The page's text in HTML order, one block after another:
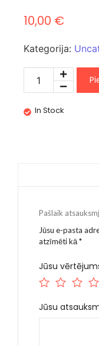
10,00 €
Kategorija:
In Stock
Pašlaik
Jūsu e-pasta
atzīmēti kā*
Jūsu
Jūsu